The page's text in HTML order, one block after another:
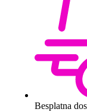
Besplatna